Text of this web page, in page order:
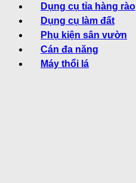
Dụng cụ tỉa hàng rào
Dụng cụ làm đất
Phụ kiện sân vườn
Cán đa năng
Máy thổi lá